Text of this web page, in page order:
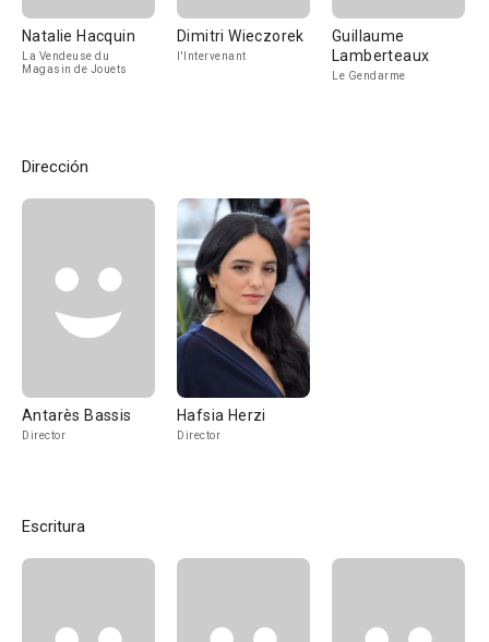
Natalie Hacquin
La Vendeuse du
Magasin de Jouets
Dimitri Wieczorek
l'Intervenant
Guillaume
Lamberteaux
Le Gendarme
Dirección
Antarès Bassis
Director
Hafsia Herzi
Director
Escritura